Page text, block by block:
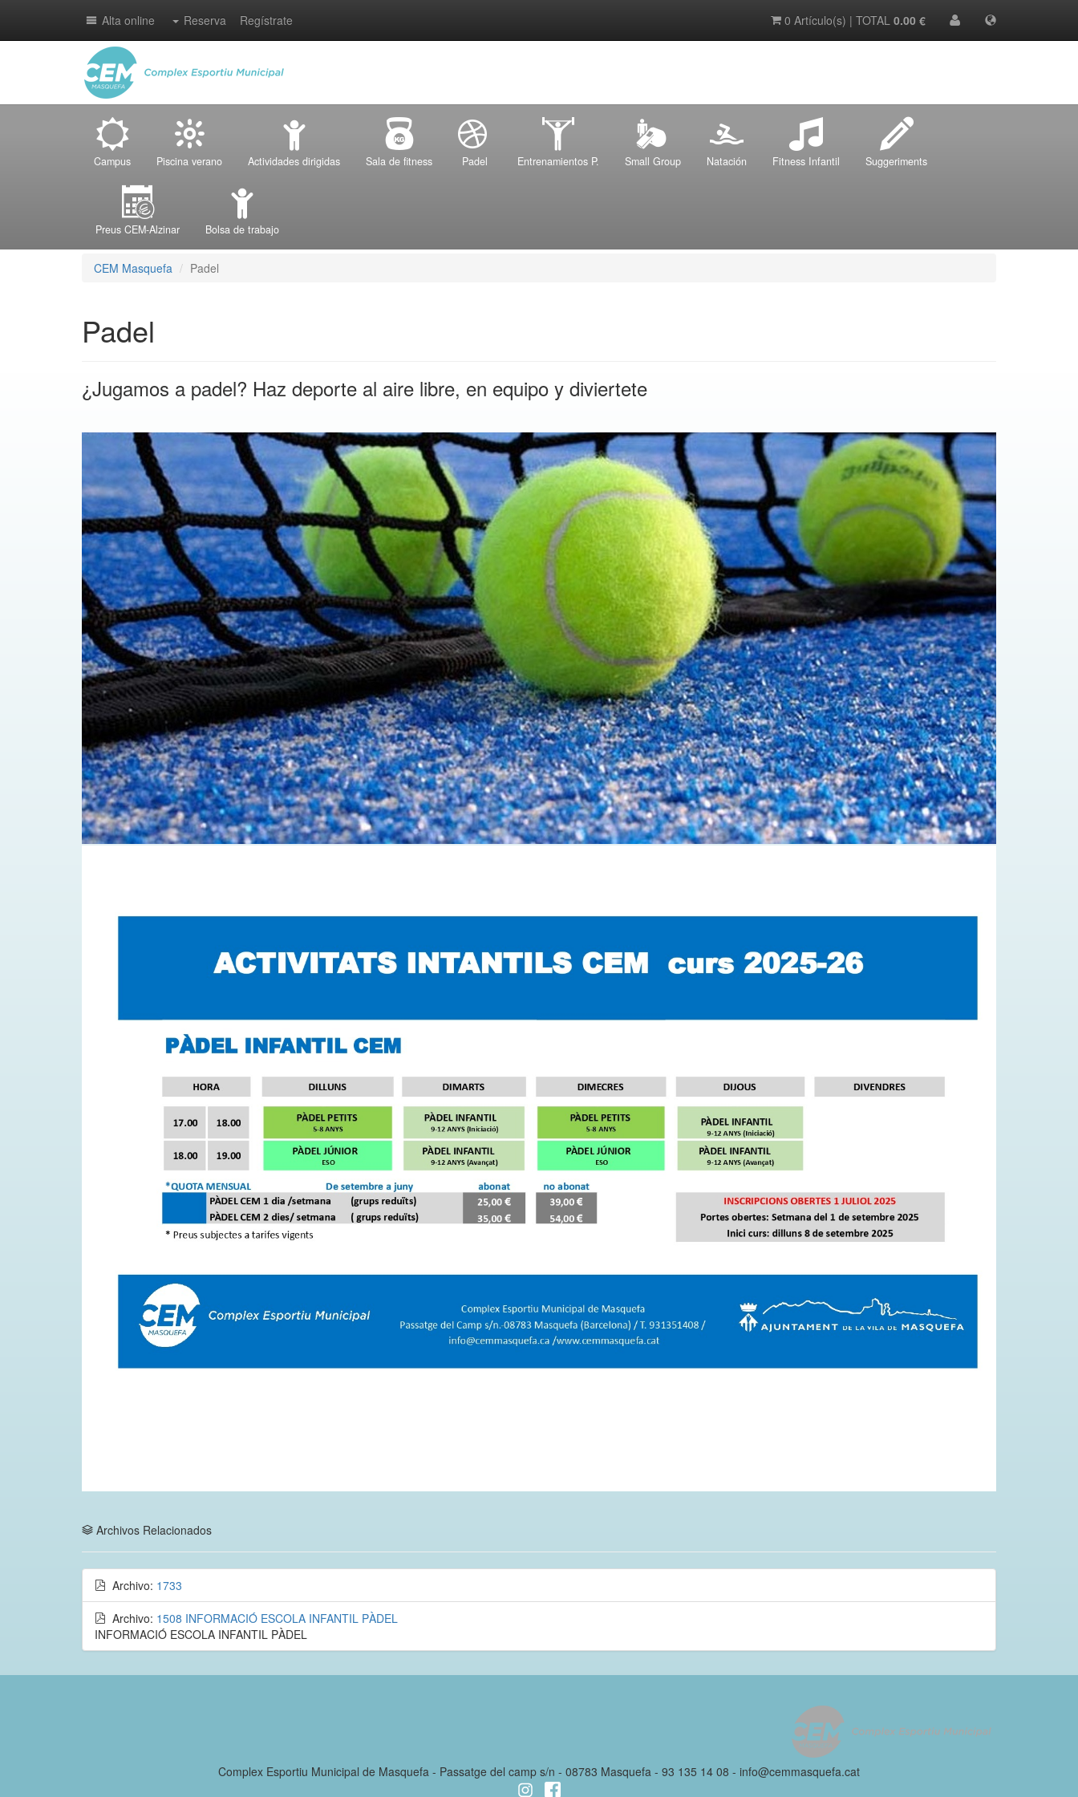
Alta online Reserva Regístrate 0 Artículo(s) | TOTAL 0.00 €
Campus Piscina verano Actividades dirigidas Sala de fitness Padel Entrenamientos P. Small Group Natación Fitness Infantil Suggeriments
Preus CEM-Alzinar Bolsa de trabajo
CEM Masquefa Padel
Padel
¿Jugamos a padel? Haz deporte al aire libre, en equipo y diviertete
Archivos Relacionados
Archivo: 1733
Archivo: 1508 INFORMACIÓ ESCOLA INFANTIL PÀDEL
INFORMACIÓ ESCOLA INFANTIL PÀDEL
Complex Esportiu Municipal de Masquefa - Passatge del camp s/n - 08783 Masquefa - 93 135 14 08 - info@cemmasquefa.cat